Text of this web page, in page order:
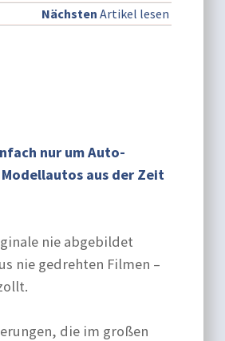
Nächsten Artikel lesen
nur um Auto-
aus der Zeit
nie abgebildet
nie gedrehten Filmen –
die im großen